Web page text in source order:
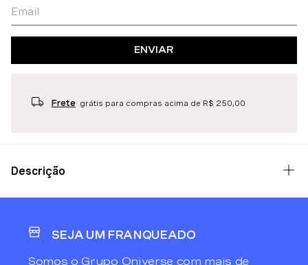
ENVIAR
Frete grátis para compras acima de R$ 250,00
Descrição
SEJA UM FRANQUEADO
Somos o Grupo Oniverse com mais de